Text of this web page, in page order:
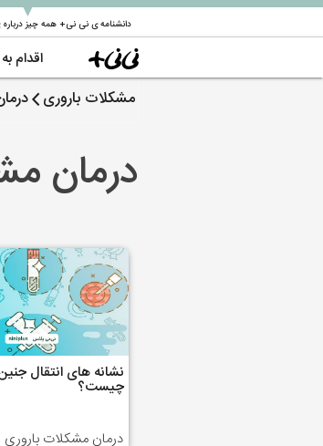
دانشنامه ی نی نی+ همه چیز درباره
▼
اقدام
مشکلات باروری
درمان
نشانه های انتقال
چیست؟
درمان مشکلات باروری